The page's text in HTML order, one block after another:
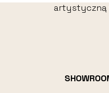
artystyczną